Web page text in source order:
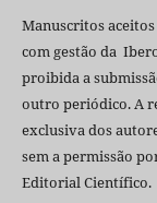
Manuscritos
com gestão da
proibida a
outro periódico. A
exclusiva dos
sem a permissão
Editorial Científico.